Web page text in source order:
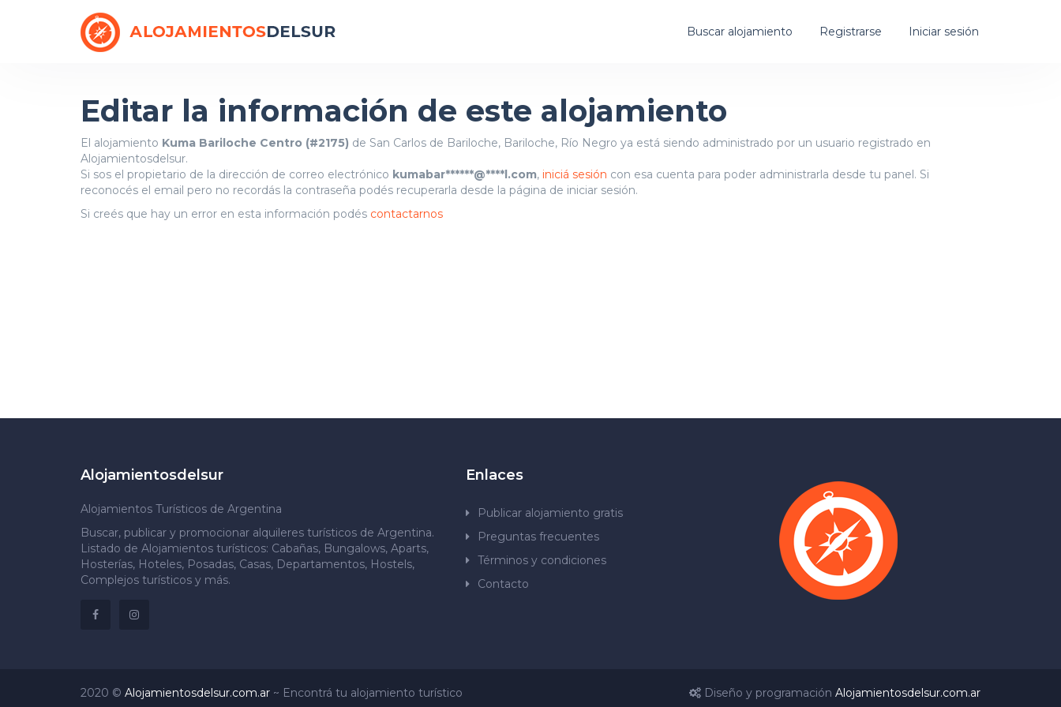
Buscar alojamiento Registrarse Iniciar sesión
Editar la información de este alojamiento
El alojamiento Kuma Bariloche Centro (#2175) de San Carlos de Bariloche, Bariloche, Río Negro ya está siendo administrado por un usuario registrado en
Alojamientosdelsur.
Si sos el propietario de la dirección de correo electrónico kumabar******@****l.com, iniciá sesión con esa cuenta para poder administrarla desde tu panel. Si
reconocés el email pero no recordás la contraseña podés recuperarla desde la página de iniciar sesión.
Si creés que hay un error en esta información podés contactarnos
Alojamientosdelsur
Alojamientos Turísticos de Argentina
Buscar, publicar y promocionar alquileres turísticos de Argentina.
Listado de Alojamientos turísticos: Cabañas, Bungalows, Aparts,
Hosterías, Hoteles, Posadas, Casas, Departamentos, Hostels,
Complejos turísticos y más.
Enlaces
Publicar alojamiento gratis
Preguntas frecuentes
Términos y condiciones
Contacto
2020 © Alojamientosdelsur.com.ar ~ Encontrá tu alojamiento turístico Diseño y programación Alojamientosdelsur.com.ar